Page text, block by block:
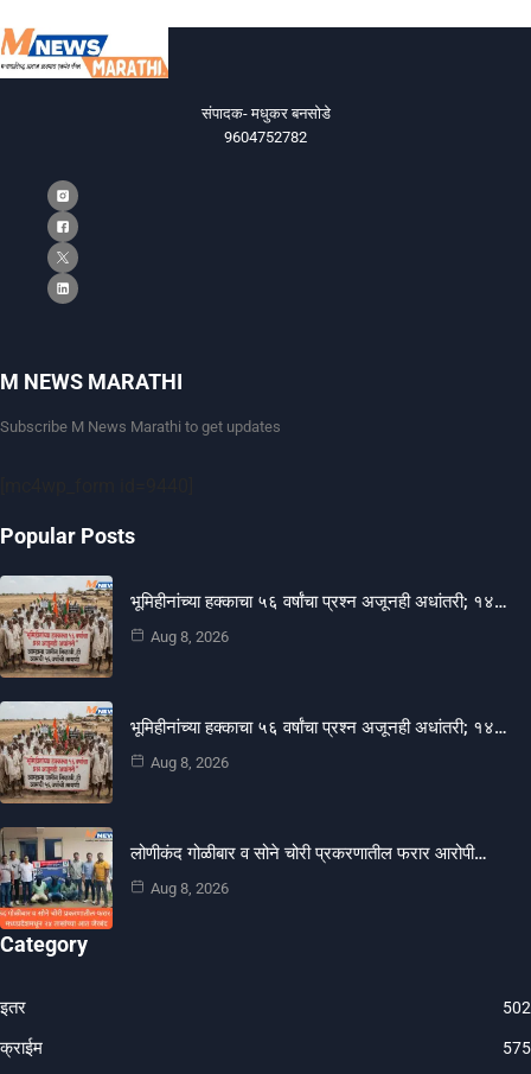
संपादक- मधुकर बनसोडे
9604752782
M NEWS MARATHI
Subscribe M News Marathi to get updates
Popular Posts
भूमिहीनांच्या हक्काचा ५६ वर्षांचा प्रश्न अजूनही अधांतरी; १४…
Aug 8, 2026
भूमिहीनांच्या हक्काचा ५६ वर्षांचा प्रश्न अजूनही अधांतरी; १४…
Aug 8, 2026
लोणीकंद गोळीबार व सोने चोरी प्रकरणातील फरार आरोपी…
Aug 8, 2026
Category
इतर 502
क्राईम 575